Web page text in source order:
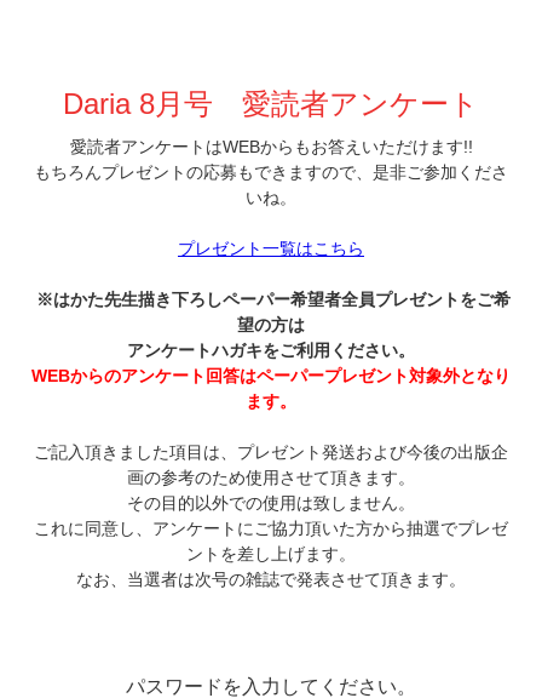
Daria 8月号 愛読者アンケート
愛読者アンケートはWEBからもお答えいただけます!!
もちろんプレゼントの応募もできますので、是非ご参加くださ
いね。
プレゼント一覧はこちら
※はかた先生描き下ろしペーパー希望者全員プレゼントをご希
望の方は
アンケートハガキをご利用ください。
WEBからのアンケート回答はペーパープレゼント対象外となり
ます。
ご記入頂きました項目は、プレゼント発送および今後の出版企
画の参考のため使用させて頂きます。
その目的以外での使用は致しません。
これに同意し、アンケートにご協力頂いた方から抽選でプレゼ
ントを差し上げます。
なお、当選者は次号の雑誌で発表させて頂きます。
パスワードを入力してください。